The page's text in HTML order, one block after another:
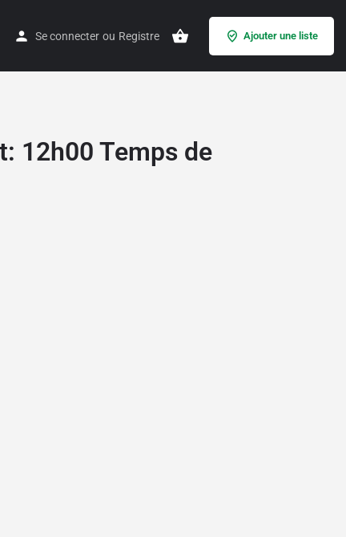
Se connecter ou Registre Ajouter une liste
12h00 Temps de